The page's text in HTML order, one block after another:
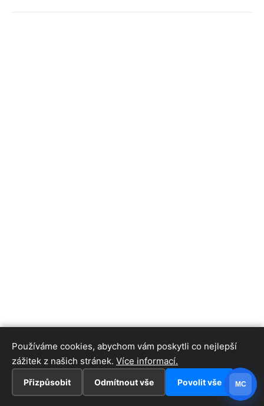
Používáme cookies, abychom vám poskytli co nejlepší
zážitek z našich stránek. Více informací.
Přizpůsobit Odmítnout vše Povolit vše MC